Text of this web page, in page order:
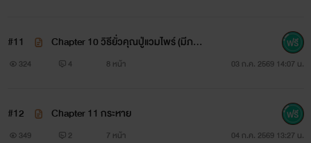
#11
Chapter 10 วิธียั่วคุณปู่แวมไพร์ (มีภา
พประกอบคอมมิค)
324 4 8 หน้า 03 ก.ค. 2569 14:07 น.
#12 Chapter 11 กระหาย
349 2 7 หน้า 04 ก.ค. 2569 13:27 น.